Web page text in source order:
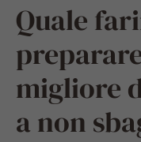
Quale
migliore
a non